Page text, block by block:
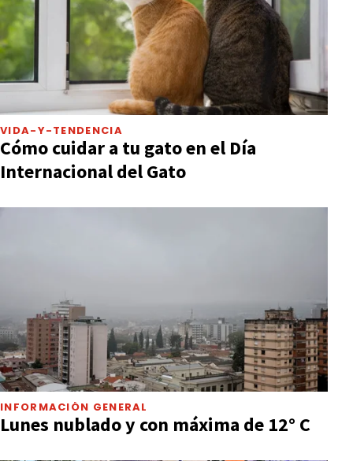
VIDA-Y-TENDENCIA
Cómo cuidar a tu gato en el Día
Internacional del Gato
INFORMACIÓN GENERAL
Lunes nublado y con máxima de 12° C